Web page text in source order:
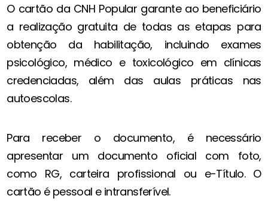
O cartão da CNH Popular garante ao beneficiário
a realização gratuita de todas as etapas para
obtenção da habilitação, incluindo exames
psicológico, médico e toxicológico em clínicas
credenciadas, além das aulas práticas nas
autoescolas.
Para receber o documento, é necessário
apresentar um documento oficial com foto,
como RG, carteira profissional ou e-Título. O
cartão é pessoal e intransferível.